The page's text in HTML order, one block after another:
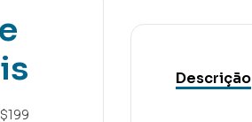
Descrição